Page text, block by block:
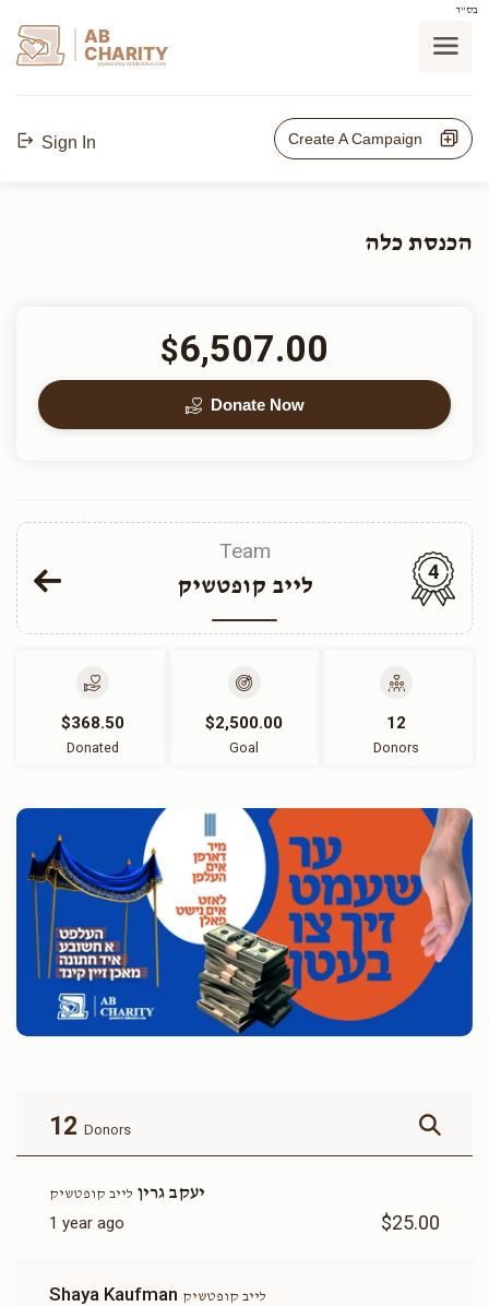
בס"ד
AB
CHARITY
powerd by ahblicklive.com
Sign In Create A Campaign
הכנסת כלה
$6,507.00
Donate Now
Team
לייב קופטשיק
4
$368.50
Donated
$2,500.00
Goal
12
Donors
12 Donors
יעקב גרין לייב קופטשיק
1 year ago $25.00
Shaya Kaufman לייב קופטשיק